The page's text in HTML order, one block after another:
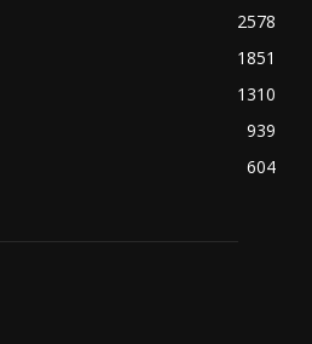
2578
1851
1310
939
604